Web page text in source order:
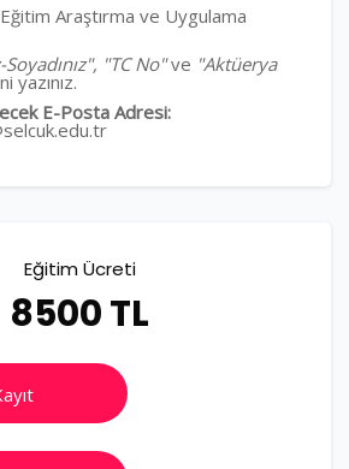
Araştırma ve Uygulama
Soyadınız", "TC No"ve "Aktüerya
yazınız.
E-Posta Adresi:
Eğitim Ücreti
8500 TL